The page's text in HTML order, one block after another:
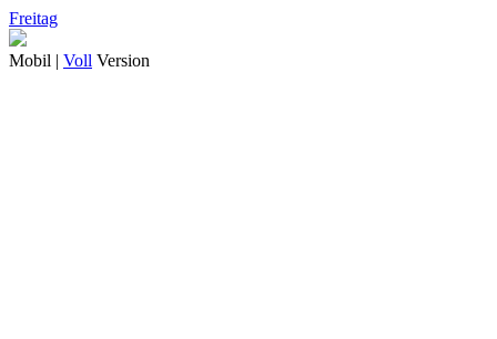
Freitag
Mobil | Voll Version